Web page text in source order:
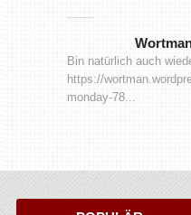
Bin natürlich auch
https://
monday-78...